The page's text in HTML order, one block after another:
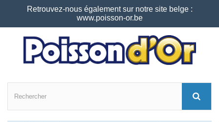
Retrouvez-nous également sur notre site belge :
www.poisson-or.be